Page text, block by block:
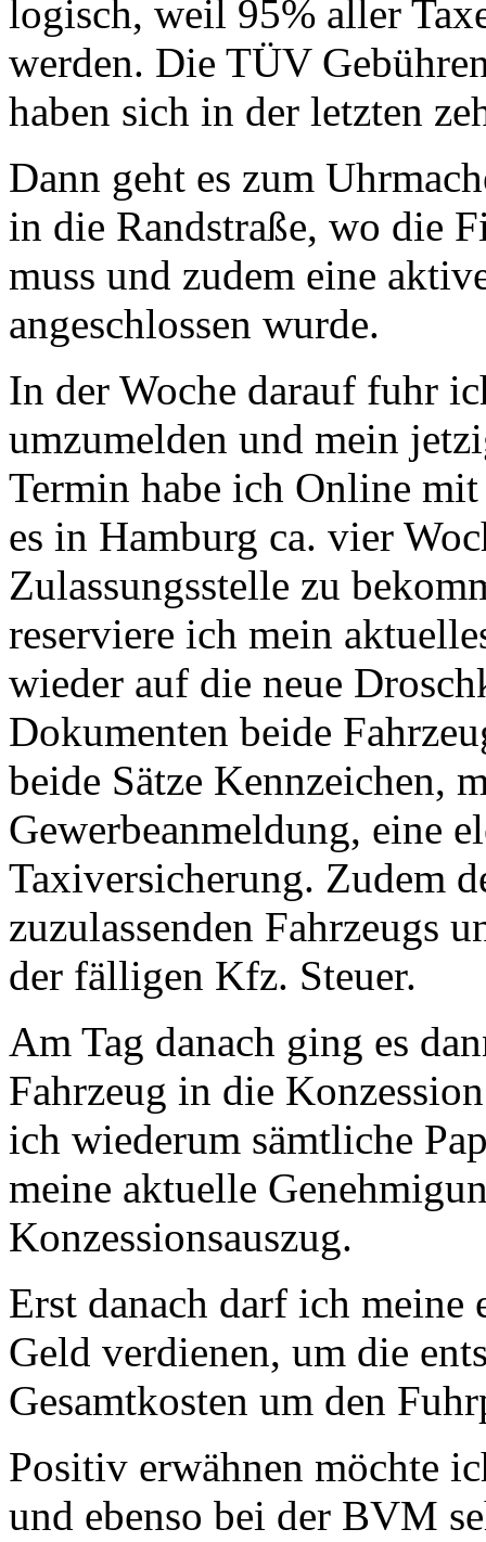
logisch, weil 95% aller
werden. Die TÜV
haben sich in der letzten
Dann geht es zum
in die Randstraße, wo die
muss und zudem eine
angeschlossen wurde.
In der Woche darauf fuhr
umzumelden und mein
Termin habe ich Online
es in Hamburg ca. vier
Zulassungsstelle zu
reserviere ich mein
wieder auf die neue
Dokumenten beide
beide Sätze Kennzeichen,
Gewerbeanmeldung, eine
Taxiversicherung. Zudem
zuzulassenden Fahrzeugs
der fälligen Kfz. Steuer.
Am Tag danach ging es
Fahrzeug in die
ich wiederum sämtliche
meine aktuelle
Konzessionsauszug.
Erst danach darf ich meine
Geld verdienen, um die
Gesamtkosten um den
Positiv erwähnen möchte
und ebenso bei der BVM